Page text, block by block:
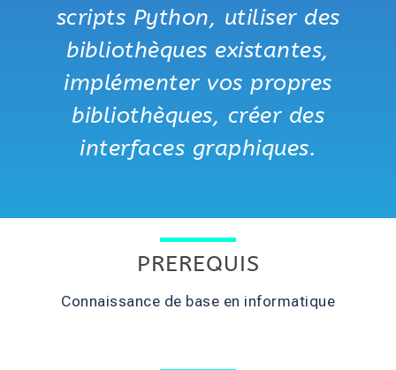
scripts Python, utiliser des
bibliothèques existantes,
implémenter vos propres
bibliothèques, créer des
interfaces graphiques.
PREREQUIS
Connaissance de base en informatique